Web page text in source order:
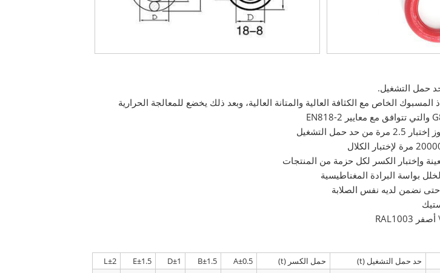
الخاص مع الكثافة العالية والمتانة العالية، وبعد ذلك يخضع للمعالجة الحرارية
التشغيل
وإختبار الكسر لكل حزمة من المنتجات
بواسة البرادة المغناطيسية
نضمن لديه نفس الصلابة
حد حمل التشغيل (t) حمل الكسر (t) A±0.5
B±1.5
D±1
E±1.5
L±2